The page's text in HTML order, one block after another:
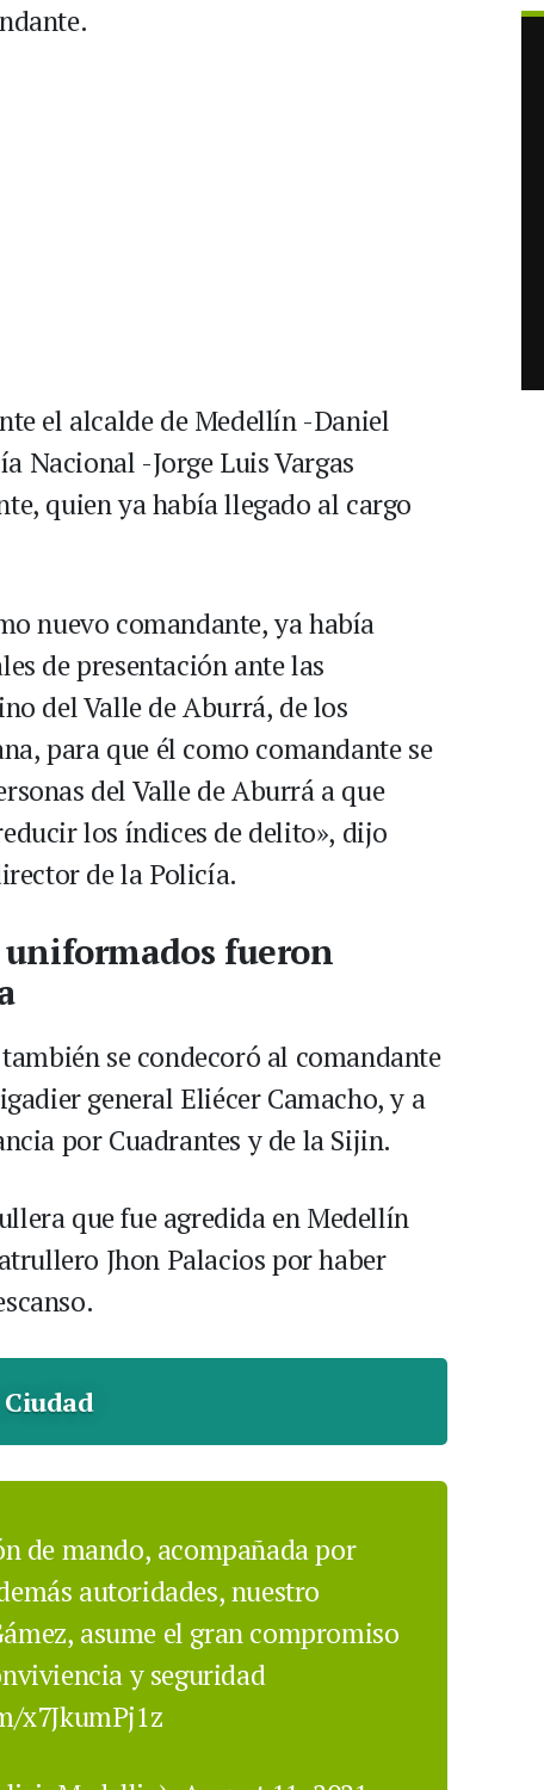
el alcalde de Medellín -Daniel
Nacional -Jorge Luis Vargas
quien ya había llegado al cargo
nuevo comandante, ya había
de presentación ante las
del Valle de Aburrá, de los
para que él como comandante se
del Valle de Aburrá a que
los índices de delito», dijo
de la Policía.
fueron
se condecoró al comandante
general Eliécer Camacho, y a
por Cuadrantes y de la Sijin.
que fue agredida en Medellín
Jhon Palacios por haber
de mando, acompañada por
autoridades, nuestro
asume el gran compromiso
y seguridad
x7JkumPj1z